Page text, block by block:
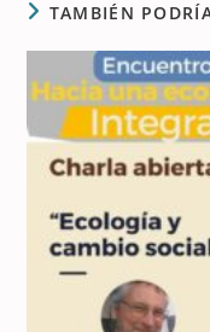
TAMBIÉN